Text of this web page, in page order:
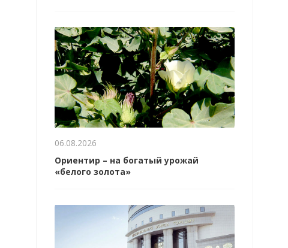
06.08.2026
Ориентир – на богатый урожай
«белого золота»